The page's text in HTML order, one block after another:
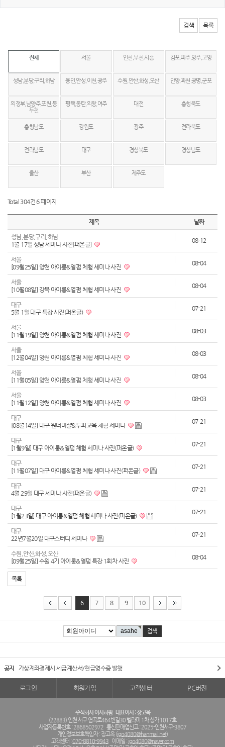
검색 목록
전체 서울 인천,부천,시흥 김포,파주,양주,고양
성남,분당,구리,하남 용인,안성,이천,광주 수원,안산,화성,오산 안양,과천,광명,군포
의정부,남양주,포천,동
두천
평택,동탄,의왕,여주 대전 충청북도
충청남도 강원도 광주 전라북도
전라남도 대구 경상북도 경상남도
울산 부산 제주도
Total 304건6 페이지
제목 날짜
성남,분당,구리,하남
1월 17일 성남 세미나 사진[퍼온글]
08-12
서울
[09월25일] 양천 아이롱&열펌 체험 세미나 사진
08-04
서울
[10월08일] 강북 아이롱&열펌 체험 세미나 사진
08-04
대구
5월 1일 대구 특강 사진(퍼온글)
07-21
서울
[11월19일] 양천 아이롱&열펌 체험 세미나 사진
08-03
서울
[12월04일] 양천 아이롱&열펌 체험 세미나 사진
08-03
서울
[11월05일] 양천 아이롱&열펌 체험 세미나 사진
08-04
서울
[11월12일] 양천 아이롱&열펌 체험 세미나 사진
08-03
대구
[08월14일] 대구 원더마샬&두피교육 체험 세미나
07-21
대구
[1월9일] 대구 아이롱&열펌 체험 세미나 사진(퍼온글)
07-21
대구
[11월07일] 대구 아이롱&열펌 체험 세미나 사진(퍼온글)
07-21
대구
4월 29일 대구 세미나 사진(퍼온글)
07-21
대구
[1월23일] 대구 아이롱&열펌 체험 세미나 사진(퍼온글)
07-21
대구
22년7월20일 대구스터디 세미나
07-21
수원,안산,화성,오산
[09월25일] 수원 4기 아이롱&열펌 특강 1회차 사진
08-04
목록
6 7 8 9 10
공지 가상계좌결제시 세금계산서/현금영수증 발행
로그인 회원가입 고객센터 PC버전
주식회사 아사히팜 대표이사 : 장고옥
(22883) 인천 서구 염곡로464번길30 벨라미 1차 상가 1017호
사업자등록번호 : 2868502972 통신판매업신고 : 2025-인천서구-3807
개인정보보호책임자 : 장고옥 (jgo4080@hanmail.net)
고객센터 :070-8810-9943 이메일 : jgo4080@naver.com